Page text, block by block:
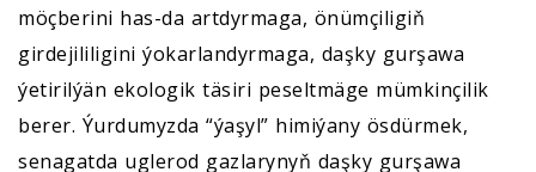
möçberini has-da artdyrmaga, önümçiligiň
girdejililigini ýokarlandyrmaga, daşky gurşawa
ýetirilýän ekologik täsiri peseltmäge mümkinçilik
berer. Ýurdumyzda “ýaşyl” himiýany ösdürmek,
senagatda uglerod gazlarynyň daşky gurşawa